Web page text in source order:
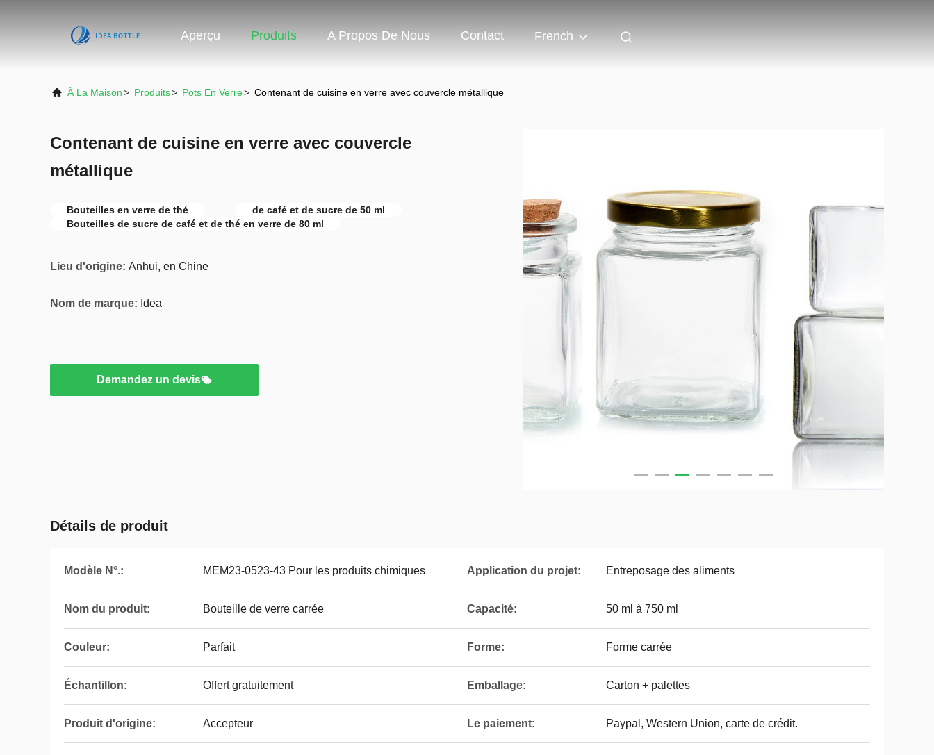
Aperçu Produits A Propos De Nous Contact French
À La Maison> Produits> Pots En Verre> Contenant de cuisine en verre avec couvercle métallique
Contenant de cuisine en verre avec couvercle
métallique
Bouteilles en verre de thé
de café et de sucre de 50 ml
Bouteilles de sucre de café et de thé en verre de 80 ml
Lieu d'origine: Anhui, en Chine
Nom de marque: Idea
Demandez un devis
Détails de produit
Modèle N°.: MEM23-0523-43 Pour les produits chimiques Application du projet: Entreposage des aliments
Nom du produit: Bouteille de verre carrée Capacité: 50 ml à 750 ml
Couleur: Parfait Forme: Forme carrée
Échantillon: Offert gratuitement Emballage: Carton + palettes
Produit d'origine: Accepteur Le paiement: Paypal, Western Union, carte de crédit.